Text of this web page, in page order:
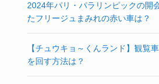
2024年パリ・パラリンピックの開
たフリージュまみれの赤い車は？
【チュウキョ～くんランド】観覧
を回す方法は？